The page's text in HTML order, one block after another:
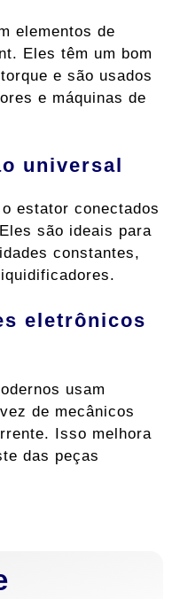
elementos de
Eles têm um bom
e são usados
e máquinas de
universal
estator conectados
são ideais para
constantes,
eletrônicos
usam
de mecânicos
Isso melhora
das peças